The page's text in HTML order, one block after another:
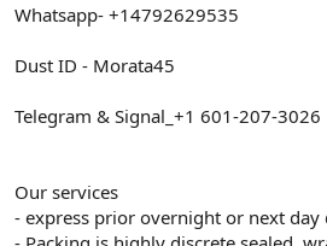
Whatsapp- +14792629535
Dust ID - Morata45
Telegram & Signal_+1 601-207-3026
Our services
- express prior overnight or next day